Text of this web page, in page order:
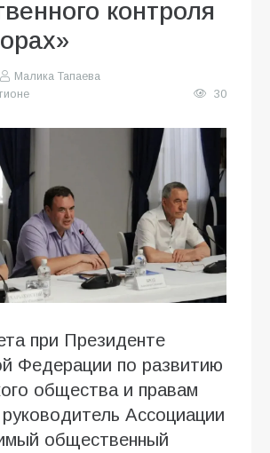
контроля
Малика Тапаева
30
при Президенте
Федерации по развитию
общества и правам
Ассоциации
общественный